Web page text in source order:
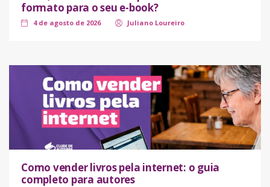
formato para o seu e-book?
4 de agosto de 2026 Juliano Loureiro
Como vender livros pela internet: o guia
completo para autores